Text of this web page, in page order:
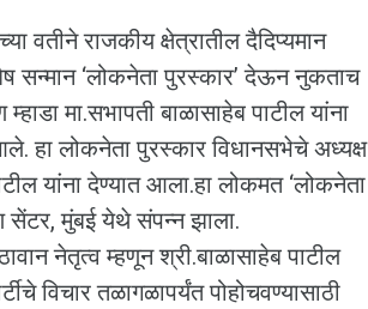
वतीने राजकीय क्षेत्रातील दैदिप्यमान
सन्मान ‘लोकनेता पुरस्कार’ देऊन नुकताच
मा.सभापती बाळासाहेब पाटील यांना
हा लोकनेता पुरस्कार विधानसभेचे अध्यक्ष
यांना देण्यात आला.हा लोकमत ‘लोकनेता
सेंटर, मुंबई येथे संपन्न झाला.
नेतृत्व म्हणून श्री.बाळासाहेब पाटील
विचार तळागळापर्यंत पोहोचवण्यासाठी